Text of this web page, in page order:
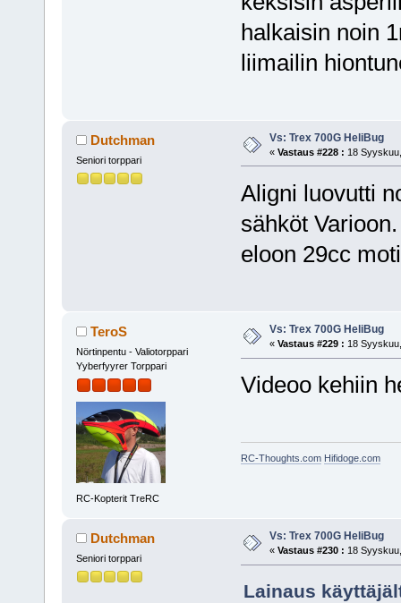
halkaisin noin
liimailin
Dutchman
Seniori torppari
Vs: Trex 700G HeliBug
« Vastaus #228 : 18
Aligni luovutti
sähköt
eloon 29cc
TeroS
Nörtinpentu - Valiotorppari
Yyberfyyrer Torppari
RC-Kopterit TreRC
Vs: Trex 700G HeliBug
« Vastaus #229 : 18
Videoo kehiin
RC-Thoughts.com Hifidoge.com
Dutchman
Seniori torppari
Vs: Trex 700G HeliBug
« Vastaus #230 : 18
Lainaus